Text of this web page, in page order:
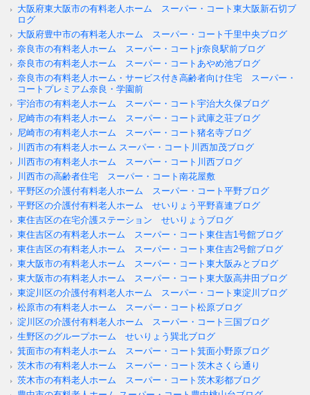
大阪府東大阪市の有料老人ホーム スーパー・コート東大阪新石切ブ
ログ
大阪府豊中市の有料老人ホーム スーパー・コート千里中央ブログ
奈良市の有料老人ホーム スーパー・コートjr奈良駅前ブログ
奈良市の有料老人ホーム スーパー・コートあやめ池ブログ
奈良市の有料老人ホーム・サービス付き高齢者向け住宅 スーパー・
コートプレミアム奈良・学園前
宇治市の有料老人ホーム スーパー・コート宇治大久保ブログ
尼崎市の有料老人ホーム スーパー・コート武庫之荘ブログ
尼崎市の有料老人ホーム スーパー・コート猪名寺ブログ
川西市の有料老人ホーム スーパー・コート川西加茂ブログ
川西市の有料老人ホーム スーパー・コート川西ブログ
川西市の高齢者住宅 スーパー・コート南花屋敷
平野区の介護付有料老人ホーム スーパー・コート平野ブログ
平野区の介護付有料老人ホーム せいりょう平野喜連ブログ
東住吉区の在宅介護ステーション せいりょうブログ
東住吉区の有料老人ホーム スーパー・コート東住吉1号館ブログ
東住吉区の有料老人ホーム スーパー・コート東住吉2号館ブログ
東大阪市の有料老人ホーム スーパー・コート東大阪みとブログ
東大阪市の有料老人ホーム スーパー・コート東大阪高井田ブログ
東淀川区の介護付有料老人ホーム スーパー・コート東淀川ブログ
松原市の有料老人ホーム スーパー・コート松原ブログ
淀川区の介護付有料老人ホーム スーパー・コート三国ブログ
生野区のグループホーム せいりょう巽北ブログ
箕面市の有料老人ホーム スーパー・コート箕面小野原ブログ
茨木市の有料老人ホーム スーパー・コート茨木さくら通り
茨木市の有料老人ホーム スーパー・コート茨木彩都ブログ